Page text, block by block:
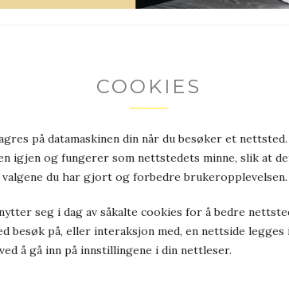
COOKIES
på datamaskinen din når du besøker et
igjen og fungerer som nettstedets minne, slik at
valgene du har gjort og forbedre brukeropplevelsen.
seg i dag av såkalte cookies for å bedre
besøk på, eller interaksjon med, en nettside
å gå inn på innstillingene i din nettleser.